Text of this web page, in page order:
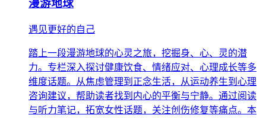
漫游地球
遇见更好的自己
踏上一段漫游地球的心灵之旅，挖掘身、心、灵的潜
力。专栏深入探讨健康饮食、情绪应对、心理成长等多
维度话题。从焦虑管理到正念生活，从运动养生到心理
咨询建议，帮助读者找到内心的平衡与宁静。通过阅读
与听力笔记，拓宽女性话题，关注创伤修复等痛点。本